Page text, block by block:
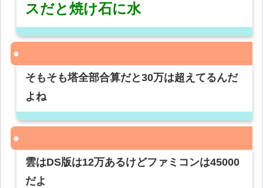
スだと焼け石に水
そもそも塔全部合算だと30万は超えてるんだ
よね
雲はDS版は12万あるけどファミコンは45000
だよ